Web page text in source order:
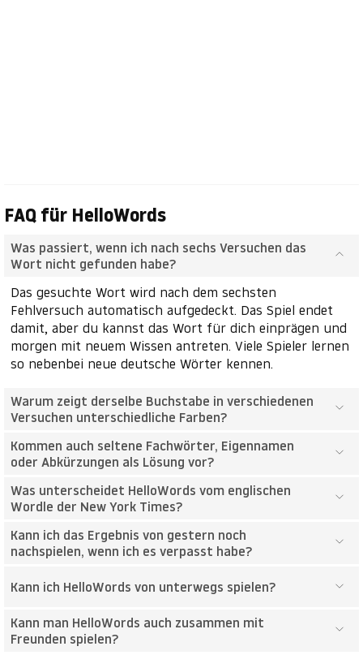
FAQ für HelloWords
Was passiert, wenn ich nach sechs Versuchen das
Wort nicht gefunden habe?
Das gesuchte Wort wird nach dem sechsten
Fehlversuch automatisch aufgedeckt. Das Spiel endet
damit, aber du kannst das Wort für dich einprägen und
morgen mit neuem Wissen antreten. Viele Spieler lernen
so nebenbei neue deutsche Wörter kennen.
Warum zeigt derselbe Buchstabe in verschiedenen
Versuchen unterschiedliche Farben?
Kommen auch seltene Fachwörter, Eigennamen
oder Abkürzungen als Lösung vor?
Was unterscheidet HelloWords vom englischen
Wordle der New York Times?
Kann ich das Ergebnis von gestern noch
nachspielen, wenn ich es verpasst habe?
Kann ich HelloWords von unterwegs spielen?
Kann man HelloWords auch zusammen mit
Freunden spielen?